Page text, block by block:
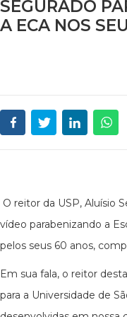
SEGURADO
A ECA NOS
O reitor da USP, Aluísio
vídeo parabenizando a
pelos seus 60 anos,
Em sua fala, o reitor
para a Universidade de